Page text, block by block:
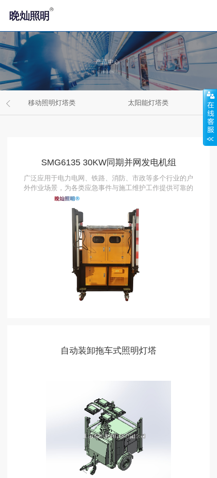
移动照明灯塔类 太阳能灯塔类
SMG6135 30KW同期并网发电机组
广泛应用于电力电网、铁路、消防、市政等多个行业的户
外作业场景，为各类应急事件与施工维护工作提供可靠的
自动装卸拖车式照明灯塔